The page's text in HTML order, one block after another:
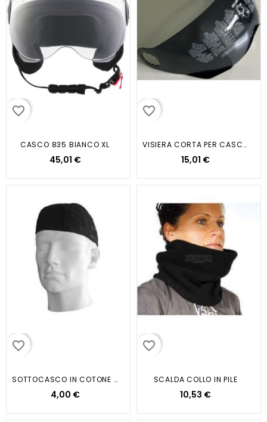
favorite_border
CASCO 835 BIANCO XL
45,01 €
favorite_border
VISIERA CORTA PER CASCO DF85...
15,01 €
favorite_border
SOTTOCASCO IN COTONE NERO O BIANCO
4,00 €
favorite_border
SCALDA COLLO IN PILE
10,53 €